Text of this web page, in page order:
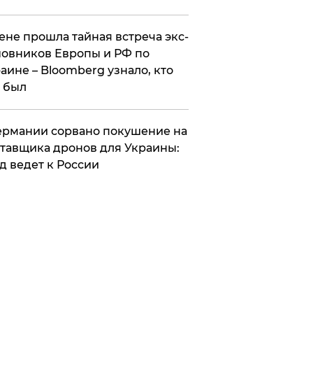
прошла тайная встреча экс-
Европы и РФ по
– Bloomberg узнало, кто
был
сорвано покушение на
дронов для Украины:
ведет к России